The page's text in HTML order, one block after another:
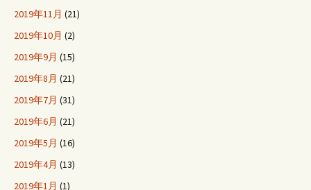
2019年11月 (21)
2019年10月 (2)
2019年9月 (15)
2019年8月 (21)
2019年7月 (31)
2019年6月 (21)
2019年5月 (16)
2019年4月 (13)
2019年1月 (1)